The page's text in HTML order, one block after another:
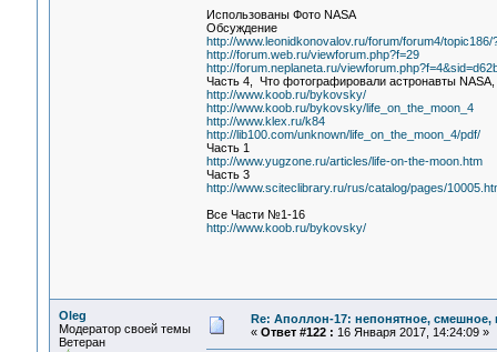
Использованы Фото NASA
Обсуждение
http://www.leonidkonovalov.ru/forum/forum4/topic186/
http://forum.web.ru/viewforum.php?f=29
http://forum.neplaneta.ru/
Часть 4, Что фотографировали астронавты
http://www.koob.ru/bykovsky/
http://www.koob.ru/bykovsky/life_on_the_moon_4
http://www.klex.ru/k84
http://lib100.com/unknown/life_on_the_moon_4/pdf/
Часть 1
http://www.yugzone.ru/articles/life-on-the-moon.htm
Часть 3
http://www.sciteclibrary.ru/rus/catalog/pages/
Все Части №1-16
http://www.koob.ru/bykovsky/
Oleg
Модератор своей темы
Ветеран
Re: Аполлон-17: непонятное, смешное,
« Ответ #122 : 16 Января 2017, 14:24:09 »